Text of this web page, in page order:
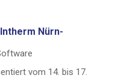
Nürn­
vom 14. bis 17.